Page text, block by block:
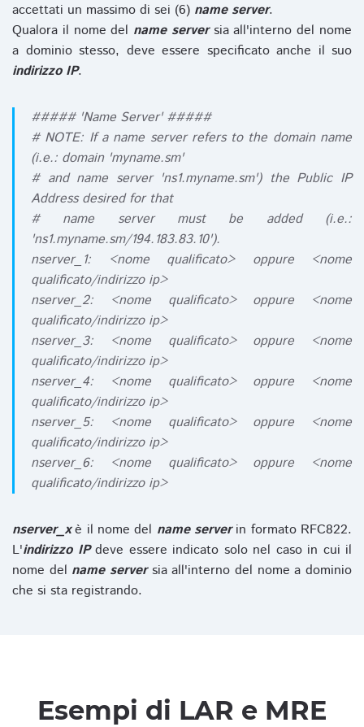
accettati un massimo di sei (6) name server.
Qualora il nome del name serversia all'interno del nome
a dominio stesso, deve essere specificato anche il suo
indirizzo IP.
##### 'Name Server' #####
# NOTE: If a name server refers to the domain name
(i.e.: domain 'myname.sm'
# and name server 'ns1.myname.sm') the Public IP
Address desired for that
# name server must be added (i.e.:
'ns1.myname.sm/194.183.83.10').
nserver_1: <nome qualificato> oppure <nome
qualificato/indirizzo ip>
nserver_2: <nome qualificato> oppure <nome
qualificato/indirizzo ip>
nserver_3: <nome qualificato> oppure <nome
qualificato/indirizzo ip>
nserver_4: <nome qualificato> oppure <nome
qualificato/indirizzo ip>
nserver_5: <nome qualificato> oppure <nome
qualificato/indirizzo ip>
nserver_6: <nome qualificato> oppure <nome
qualificato/indirizzo ip>
nserver_xè il nome del name serverin formato RFC822.
L'indirizzo IPdeve essere indicato solo nel caso in cui il
nome del name serversia all'interno del nome a dominio
che si sta registrando.
Esempi di LAR e MRE